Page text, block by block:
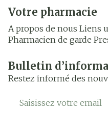
Votre pharmacie
A propos de nous Liens
Pharmacien de garde
Bulletin
Restez informé des
Adresse mail